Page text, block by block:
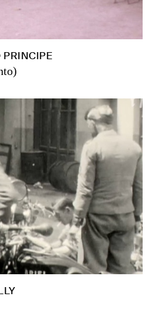
PRINCIPE